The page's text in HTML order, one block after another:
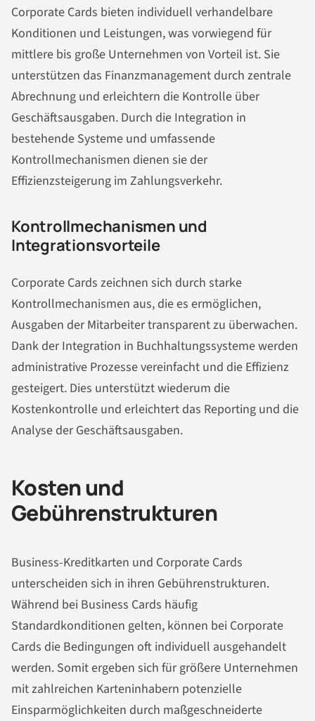
Corporate Cards bieten individuell verhandelbare
Konditionen und Leistungen, was vorwiegend für
mittlere bis große Unternehmen von Vorteil ist. Sie
unterstützen das Finanzmanagement durch zentrale
Abrechnung und erleichtern die Kontrolle über
Geschäftsausgaben. Durch die Integration in
bestehende Systeme und umfassende
Kontrollmechanismen dienen sie der
Effizienzsteigerung im Zahlungsverkehr.
Kontrollmechanismen und
Integrationsvorteile
Corporate Cards zeichnen sich durch starke
Kontrollmechanismen aus, die es ermöglichen,
Ausgaben der Mitarbeiter transparent zu überwachen.
Dank der Integration in Buchhaltungssysteme werden
administrative Prozesse vereinfacht und die Effizienz
gesteigert. Dies unterstützt wiederum die
Kostenkontrolle und erleichtert das Reporting und die
Analyse der Geschäftsausgaben.
Kosten und
Gebührenstrukturen
Business-Kreditkarten und Corporate Cards
unterscheiden sich in ihren Gebührenstrukturen.
Während bei Business Cards häufig
Standardkonditionen gelten, können bei Corporate
Cards die Bedingungen oft individuell ausgehandelt
werden. Somit ergeben sich für größere Unternehmen
mit zahlreichen Karteninhabern potenzielle
Einsparmöglichkeiten durch maßgeschneiderte